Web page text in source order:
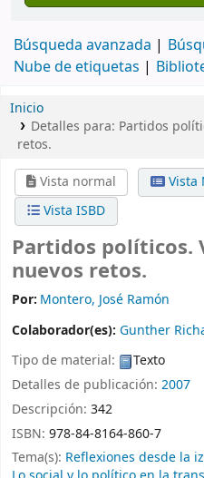
Búsqueda avanzada
Nube de etiquetas
Inicio
Detalles para: Partidos
retos.
Vista normal
Vista
Vista ISBD
Partidos políticos.
nuevos retos.
Por: Montero, José Ramón
Colaborador(es): Gunther
Tipo de material:
Texto
Detalles de publicación: 2007
Descripción: 342
ISBN: 978-84-8164-860-7
Tema(s): Reflexiones desde la